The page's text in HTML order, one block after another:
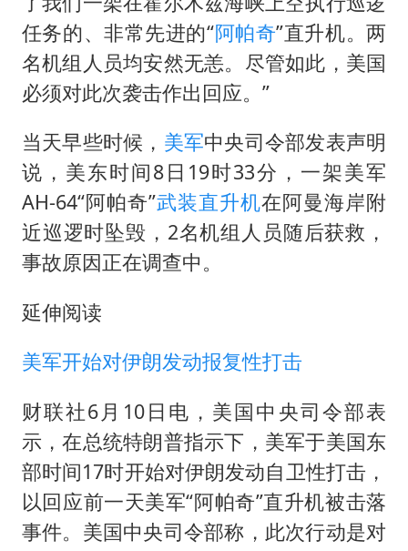
宇树科技中一签需缴款7.54万元
两名乘客在飞机上因调节座椅起冲突
女儿为争财产堵门阻挠父亲出殡
夯实基础开新局
任务的、非常先进的“阿帕奇”直升机。两
名机组人员均安然无恙。尽管如此，美国
必须对此次袭击作出回应。”
当天早些时候， 美军中央司令部发表声明
说，美东时间8日19时33分，一架美军
AH-64“阿帕奇”武装直升机在阿曼海岸附
近巡逻时坠毁，2名机组人员随后获救，
事故原因正在调查中。
延伸阅读
美军开始对伊朗发动报复性打击
财联社6月10日电，美国中央司令部表
示，在总统特朗普指示下，美军于美国东
部时间17时开始对伊朗发动自卫性打击，
以回应前一天美军“阿帕奇”直升机被击落
事件。美国中央司令部称，此次行动是对